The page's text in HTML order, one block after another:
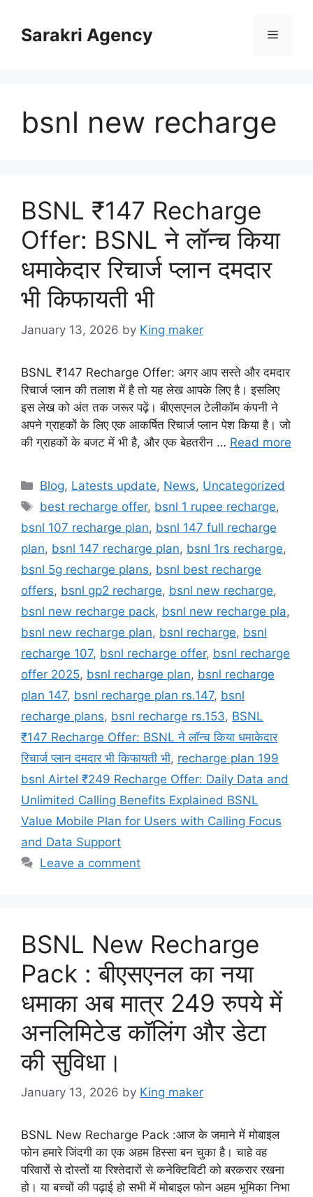
contentSarakri Agency Menu
bsnl new recharge
BSNL ₹147 Recharge
Offer: BSNL ने लॉन्च किया
धमाकेदार रिचार्ज प्लान दमदार
भी किफायती भी
January 13, 2026 by King maker
BSNL ₹147 Recharge Offer: अगर आप सस्ते और दमदार
रिचार्ज प्लान की तलाश में है तो यह लेख आपके लिए है। इसलिए
इस लेख को अंत तक जरूर पढ़ें। बीएसएनल टेलीकॉम कंपनी ने
अपने ग्राहकों के लिए एक आकर्षित रिचार्ज प्लान पेश किया है। जो
की ग्राहकों के बजट में भी है, और एक बेहतरीन … Read more
Categories
Blog, Latests update, News, Uncategorized
Tags
best recharge offer, bsnl 1 rupee recharge,
bsnl 107 recharge plan, bsnl 147 full recharge
plan, bsnl 147 recharge plan, bsnl 1rs recharge,
bsnl 5g recharge plans, bsnl best recharge
offers, bsnl gp2 recharge, bsnl new recharge,
bsnl new recharge pack, bsnl new recharge pla,
bsnl new recharge plan, bsnl recharge, bsnl
recharge 107, bsnl recharge offer, bsnl recharge
offer 2025, bsnl recharge plan, bsnl recharge
plan 147, bsnl recharge plan rs.147, bsnl
recharge plans, bsnl recharge rs.153, BSNL
₹147 Recharge Offer: BSNL ने लॉन्च किया धमाकेदार
रिचार्ज प्लान दमदार भी किफायती भी, recharge plan 199
bsnl Airtel ₹249 Recharge Offer: Daily Data and
Unlimited Calling Benefits Explained BSNL
Value Mobile Plan for Users with Calling Focus
and Data Support
Leave a comment
BSNL New Recharge
Pack : बीएसएनल का नया
धमाका अब मात्र 249 रुपये में
अनलिमिटेड कॉलिंग और डेटा
की सुविधा।
January 13, 2026 by King maker
BSNL New Recharge Pack :आज के जमाने में मोबाइल
फोन हमारे जिंदगी का एक अहम हिस्सा बन चुका है। चाहे वह
परिवारों से दोस्तों या रिश्तेदारों से कनेक्टिविटी को बरकरार रखना
हो। या बच्चों की पढ़ाई हो सभी में मोबाइल फोन अहम भूमिका निभा